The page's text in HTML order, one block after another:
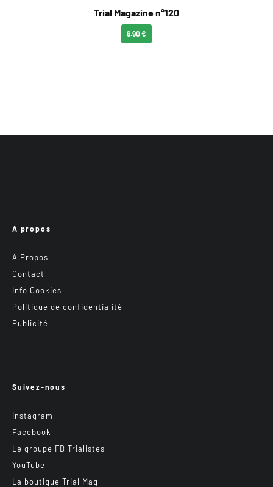
Trial Magazine n°120
6.90 €
A propos
A Propos
Contact
Info Cookies
Politique de confidentialité
Publicité
Suivez-nous
Instagram
Facebook
Le groupe FB Trialistes
YouTube
La boutique Trial Mag